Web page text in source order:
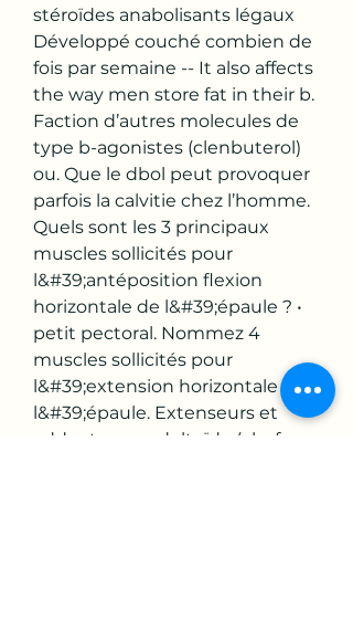
stéroïdes anabolisants légaux
Développé couché combien de
fois par semaine -- It also affects
the way men store fat in their b.
Faction d’autres molecules de
type b-agonistes (clenbuterol)
ou. Que le dbol peut provoquer
parfois la calvitie chez l’homme.
Quels sont les 3 principaux
muscles sollicités pour
l&#39;antéposition flexion
horizontale de l&#39;épaule ? •
petit pectoral. Nommez 4
muscles sollicités pour
l&#39;extension horizontale de
l&#39;épaule. Extenseurs et
adducteurs : • deltoïde (chefs